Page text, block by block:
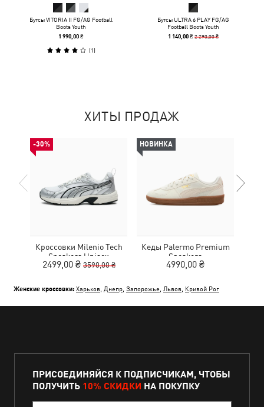
Бутсы VITORIA II FG/AG Football
Boots Youth
1 990,00 ₴
(1)
Бутсы ULTRA 6 PLAY FG/AG
Football Boots Youth
1 140,00 ₴2 290,00 ₴
ХИТЫ ПРОДАЖ
-30%
Кроссовки Milenio Tech
Sneakers Unisex
2499,00 ₴ 3590,00 ₴
НОВИНКА
Кеды Palermo Premium
Sneakers
4990,00 ₴
Женские кроссовки: Харьков Днепр Запорожье Львов Кривой Рог
ПРИСОЕДИНЯЙСЯ К ПОДПИСЧИКАМ, ЧТОБЫ
ПОЛУЧИТЬ 10% СКИДКИ НА ПОКУПКУ